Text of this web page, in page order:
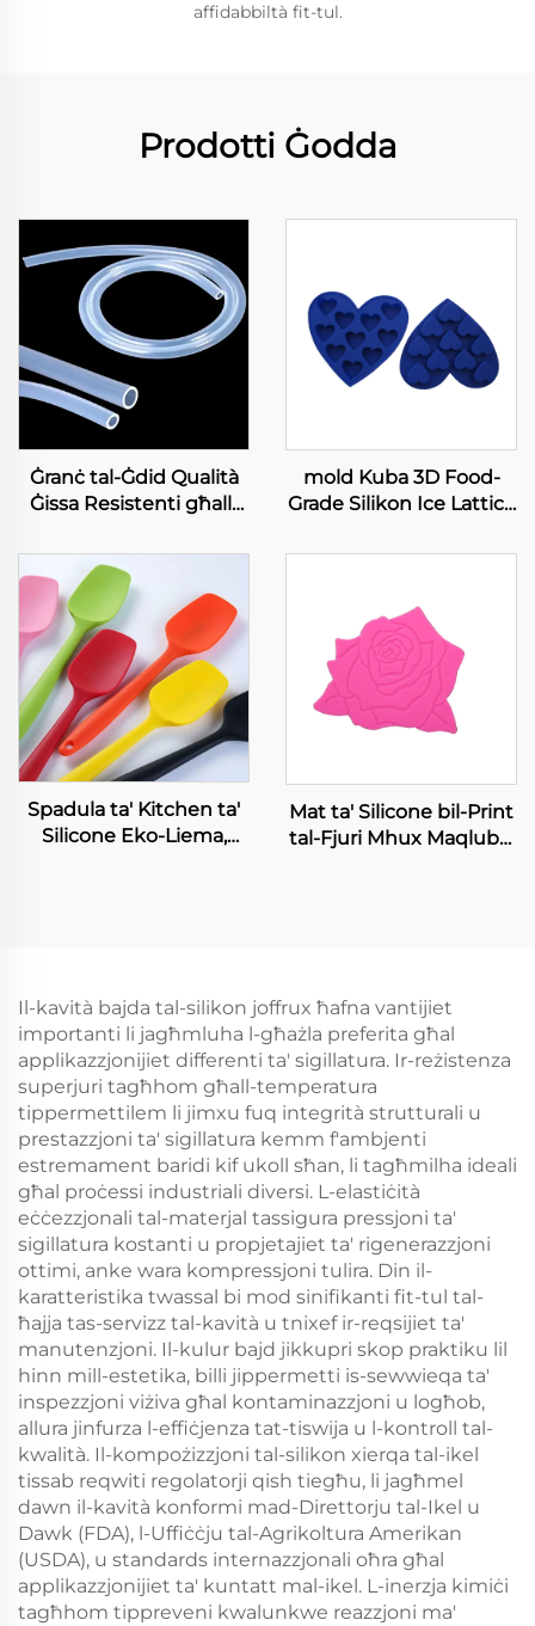
affidabbiltà fit-tul.
Prodotti Ġodda
Ġranċ tal-Ġdid Qualità
Ġissa Resistenti għall-
100% Tubi ta' Silikonn
Mediku gradi ta'
Ħaddiem
mold Kuba 3D Food-
Grade Silikon Ice Lattice
Ciokletta Travi
Mejjiet DIY Teli Baking
Tools Glue Icing Mold
Spadula ta' Kitchen ta'
Silicone Eko-Liema,
Mat ta' Silicone bil-Print
tal-Fjuri Mhux Maqluba,
Il-kavità bajda tal-silikon joffrux ħafna vantijiet
importanti li jagħmluha l-għażla preferita għal
applikazzjonijiet differenti ta' sigillatura. Ir-reżistenza
superjuri tagħhom għall-temperatura
tippermettilem li jimxu fuq integrità strutturali u
prestazzjoni ta' sigillatura kemm f'ambjenti
estremament baridi kif ukoll sħan, li tagħmilha ideali
għal proċessi industriali diversi. L-elastiċità
eċċezzjonali tal-materjal tassigura pressjoni ta'
sigillatura kostanti u propjetajiet ta' rigenerazzjoni
ottimi, anke wara kompressjoni tulira. Din il-
karatteristika twassal bi mod sinifikanti fit-tul tal-
ħajja tas-servizz tal-kavità u tnixef ir-reqsijiet ta'
manutenzjoni. Il-kulur bajd jikkupri skop praktiku lil
hinn mill-estetika, billi jippermetti is-sewwieqa ta'
inspezzjoni viżiva għal kontaminazzjoni u logħob,
allura jinfurza l-effiċjenza tat-tiswija u l-kontroll tal-
kwalità. Il-kompożizzjoni tal-silikon xierqa tal-ikel
tissab reqwiti regolatorji qish tiegħu, li jagħmel
dawn il-kavità konformi mad-Direttorju tal-Ikel u
Dawk (FDA), l-Uffiċċju tal-Agrikoltura Amerikan
(USDA), u standards internazzjonali oħra għal
applikazzjonijiet ta' kuntatt mal-ikel. L-inerzja kimiċi
tagħhom tippreveni kwalunkwe reazzjoni ma'